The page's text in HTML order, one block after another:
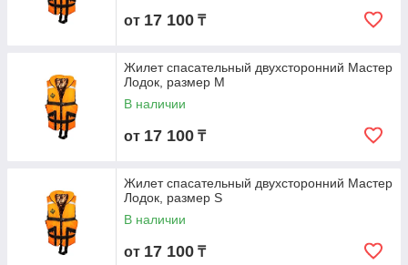
от 17 100 ₸
Жилет спасательный двухсторонний Мастер
Лодок, размер M
В наличии
от 17 100 ₸
Жилет спасательный двухсторонний Мастер
Лодок, размер S
В наличии
от 17 100 ₸